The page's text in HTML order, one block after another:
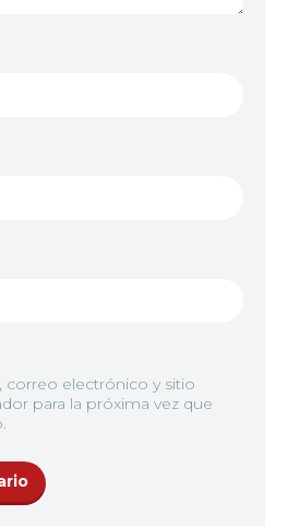
correo electrónico y sitio
para la próxima vez que